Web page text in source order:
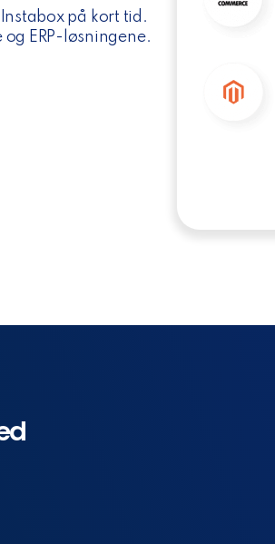
på kort tid.
ERP-løsningene.